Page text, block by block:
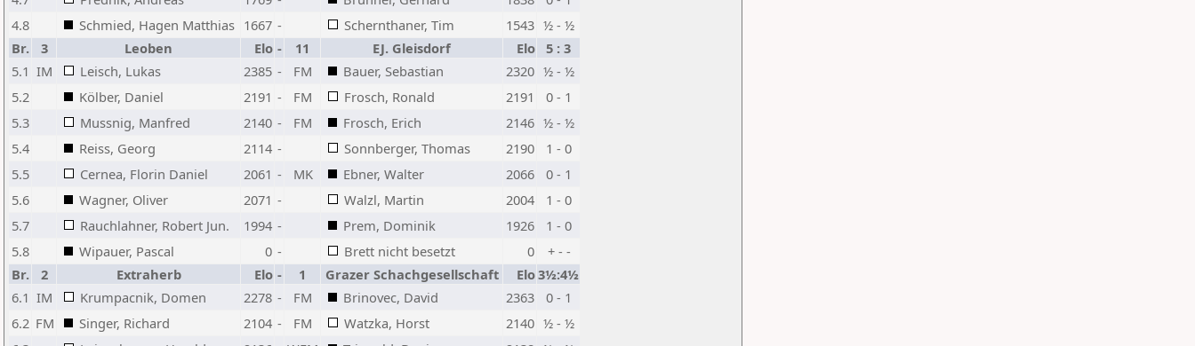
4.8
Schmied, Hagen Matthias 1667 - Schernthaner, Tim 1543 ½ - ½
Br.
3 Leoben Elo - 11 EJ. Gleisdorf Elo 5 : 3
5.1 IM Leisch, Lukas 2385 - FM Bauer, Sebastian 2320 ½ - ½
5.2
Kölber, Daniel 2191 - FM Frosch, Ronald 2191
0 - 1
5.3
Mussnig, Manfred 2140 - FM Frosch, Erich 2146 ½ - ½
5.4
Reiss, Georg 2114 - Sonnberger, Thomas 2190
1 - 0
5.5
Cernea, Florin Daniel 2061 - MK Ebner, Walter 2066
0 - 1
5.6
Wagner, Oliver 2071 - Walzl, Martin 2004
1 - 0
5.7
Rauchlahner, Robert Jun. 1994 - Prem, Dominik 1926
1 - 0
5.8
Wipauer, Pascal 0 - Brett nicht besetzt 0
+ - -
Br.
2 Extraherb Elo - 1 Grazer Schachgesellschaft Elo3½:4½
6.1 IM Krumpacnik, Domen 2278 - FM Brinovec, David 2363
0 - 1
6.2 FM Singer, Richard 2104 - FM Watzka, Horst 2140 ½ - ½